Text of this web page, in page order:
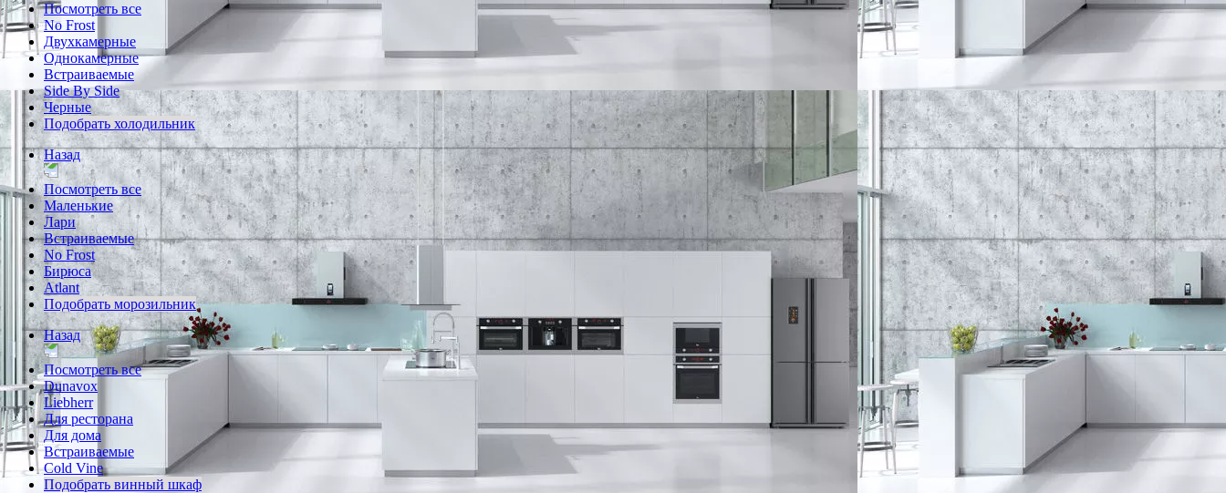
Посмотреть все
No Frost
Двухкамерные
Однокамерные
Встраиваемые
Side By Side
Черные
Подобрать холодильник
Назад
Посмотреть все
Маленькие
Лари
Встраиваемые
No Frost
Бирюса
Atlant
Подобрать морозильник
Назад
Посмотреть все
Dunavox
Liebherr
Для ресторана
Для дома
Встраиваемые
Cold Vine
Подобрать винный шкаф